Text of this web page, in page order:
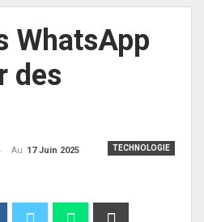
WhatsApp
des
TECHNOLOGIE
Au 17 Juin 2025